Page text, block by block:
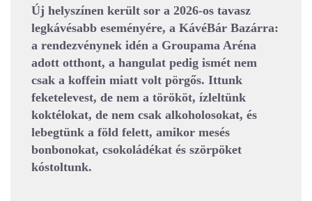
Új helyszínen került sor a 2026-os tavasz
legkávésabb eseményére, a KávéBár Bazárra:
a rendezvénynek idén a Groupama Aréna
adott otthont, a hangulat pedig ismét nem
csak a koffein miatt volt pörgős. Ittunk
feketelevest, de nem a törököt, ízleltünk
koktélokat, de nem csak alkoholosokat, és
lebegtünk a föld felett, amikor mesés
bonbonokat, csokoládékat és szörpöket
kóstoltunk.